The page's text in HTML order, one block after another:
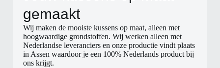
gemaakt​
Wij maken de mooiste kussens op maat, alleen met
hoogwaardige grondstoffen. Wij werken alleen met
Nederlandse leveranciers en onze productie vindt plaats
in Assen waardoor je een 100% Nederlands product bij
ons krijgt.